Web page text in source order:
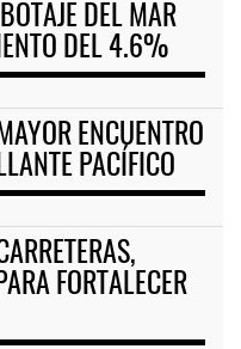
DEL MAR
DEL 4.6%
ENCUENTRO
PACÍFICO
FORTALECER